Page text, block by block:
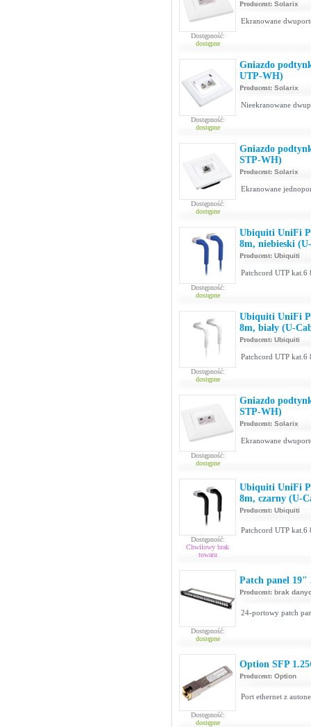
Dostępność:
dostępne
Producent: Solarix
Ekranowane
Dostępność:
dostępne
Gniazdo
UTP-WH)
Producent: Solarix
Nieekranowane
Dostępność:
dostępne
Gniazdo
STP-WH)
Producent: Solarix
Ekranowane
Dostępność:
dostępne
Ubiquiti UniFi
8m, niebieski
Producent: Ubiquiti
Patchcord UTP kat.6
Dostępność:
dostępne
Ubiquiti UniFi
8m, biały (U-
Producent: Ubiquiti
Patchcord UTP kat.6
Dostępność:
dostępne
Gniazdo
STP-WH)
Producent: Solarix
Ekranowane
Dostępność:
Chwilowy brak
towaru
Ubiquiti UniFi
8m, czarny (U-
Producent: Ubiquiti
Patchcord UTP kat.6
Dostępność:
dostępne
Patch panel 19"
Producent: brak
24-portowy patch
Dostępność:
dostępne
Option SFP
Producent: Option
Port ethernet z